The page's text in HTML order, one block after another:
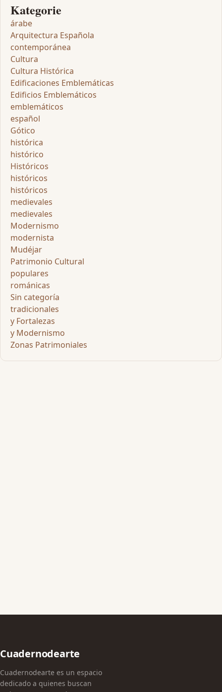
Kategorie
árabe
Arquitectura Española
contemporánea
Cultura
Cultura Histórica
Edificaciones Emblemáticas
Edificios Emblemáticos
emblemáticos
español
Gótico
histórica
histórico
Históricos
históricos
históricos
medievales
medievales
Modernismo
modernista
Mudéjar
Patrimonio Cultural
populares
románicas
Sin categoría
tradicionales
y Fortalezas
y Modernismo
Zonas Patrimoniales
Cuadernodearte
Cuadernodearte es un espacio
dedicado a quienes buscan